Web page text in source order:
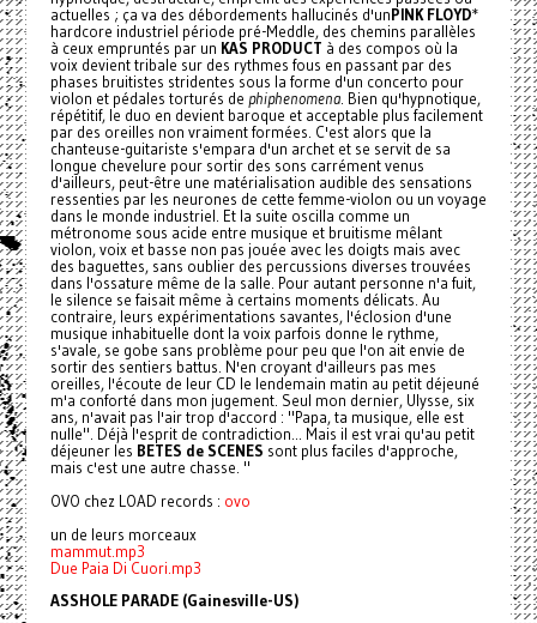
actuelles ; ça va des débordements hallucinés d'unPINK FLOYD*
hardcore industriel période pré-Meddle, des chemins parallèles
à ceux empruntés par un KAS PRODUCT à des compos où la
voix devient tribale sur des rythmes fous en passant par des
phases bruitistes stridentes sous la forme d'un concerto pour
violon et pédales torturés de phiphenomena. Bien qu'hypnotique,
répétitif, le duo en devient baroque et acceptable plus facilement
par des oreilles non vraiment formées. C'est alors que la
chanteuse-guitariste s'empara d'un archet et se servit de sa
longue chevelure pour sortir des sons carrément venus
d'ailleurs, peut-être une matérialisation audible des sensations
ressenties par les neurones de cette femme-violon ou un voyage
dans le monde industriel. Et la suite oscilla comme un
métronome sous acide entre musique et bruitisme mêlant
violon, voix et basse non pas jouée avec les doigts mais avec
des baguettes, sans oublier des percussions diverses trouvées
dans l'ossature même de la salle. Pour autant personne n'a fuit,
le silence se faisait même à certains moments délicats. Au
contraire, leurs expérimentations savantes, l'éclosion d'une
musique inhabituelle dont la voix parfois donne le rythme,
s'avale, se gobe sans problème pour peu que l'on ait envie de
sortir des sentiers battus. N'en croyant d'ailleurs pas mes
oreilles, l'écoute de leur CD le lendemain matin au petit déjeuné
m'a conforté dans mon jugement. Seul mon dernier, Ulysse, six
ans, n'avait pas l'air trop d'accord : "Papa, ta musique, elle est
nulle". Déjà l'esprit de contradiction... Mais il est vrai qu'au petit
déjeuner les BETES de SCENES sont plus faciles d'approche,
mais c'est une autre chasse. "
OVO chez LOAD records : ovo
un de leurs morceaux
mammut.mp3
Due Paia Di Cuori.mp3
ASSHOLE PARADE (Gainesville-US)